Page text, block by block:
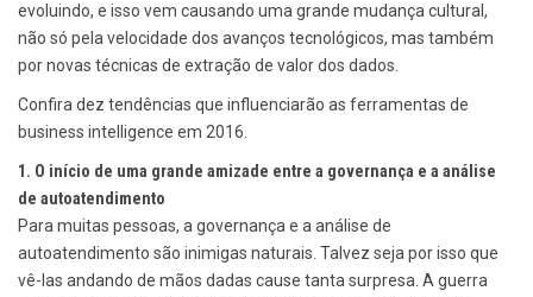
evoluindo, e isso vem causando uma grande mudança cultural,
não só pela velocidade dos avanços tecnológicos, mas também
por novas técnicas de extração de valor dos dados.
Confira dez tendências que influenciarão as ferramentas de
business intelligence em 2016.
1. O início de uma grande amizade entre a governança e a análise
de autoatendimento
Para muitas pessoas, a governança e a análise de
autoatendimento são inimigas naturais. Talvez seja por isso que
vê-las andando de mãos dadas cause tanta surpresa. A guerra